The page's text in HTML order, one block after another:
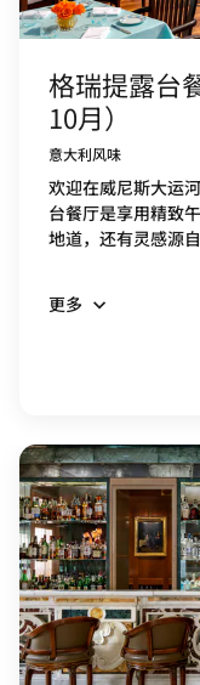
格瑞提露台
10月）
意大利风味
欢迎在威尼斯大运
台餐厅是享用精致
地道，还有灵感源
更多